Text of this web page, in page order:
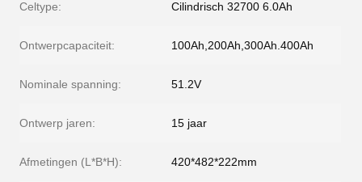
Celtype: Cilindrisch 32700 6.0Ah
Ontwerpcapaciteit: 100Ah,200Ah,300Ah.400Ah
Nominale spanning: 51.2V
Ontwerp jaren: 15 jaar
Afmetingen (L*B*H): 420*482*222mm